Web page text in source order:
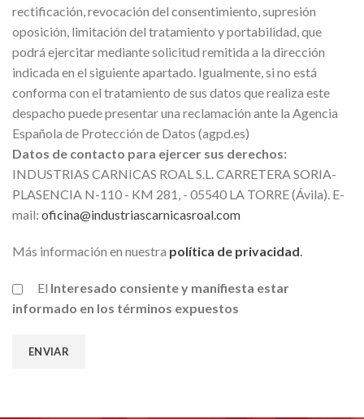
rectificación, revocación del consentimiento, supresión
oposición, limitación del tratamiento y portabilidad, que
podrá ejercitar mediante solicitud remitida a la dirección
indicada en el siguiente apartado. Igualmente, si no está
conforma con el tratamiento de sus datos que realiza este
despacho puede presentar una reclamación ante la Agencia
Española de Protección de Datos (agpd.es)
Datos de contacto para ejercer sus derechos:
INDUSTRIAS CARNICAS ROAL S.L. CARRETERA SORIA-
PLASENCIA N-110 - KM 281, - 05540 LA TORRE (Ávila). E-
mail: oficina@industriascarnicasroal.com
Más información en nuestra política de privacidad.
El Interesado consiente y manifiesta estar
informado en los términos expuestos